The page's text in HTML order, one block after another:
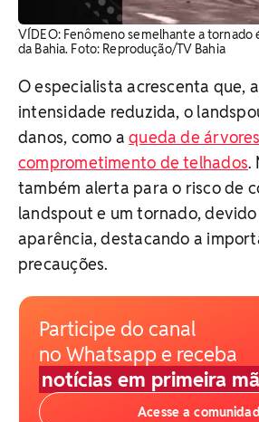
VÍDEO: Fenômeno semelhante a tornado
da Bahia. Foto: Reprodução/TV Bahia
O especialista acrescenta que,
intensidade reduzida, o
danos, como aqueda de
comprometimento de telhados.
também alerta para o risco de
landspout e um tornado, devido
aparência, destacando a
precauções.
Participe do canal
no Whatsapp e receba
notícias em primeira
Acesse a